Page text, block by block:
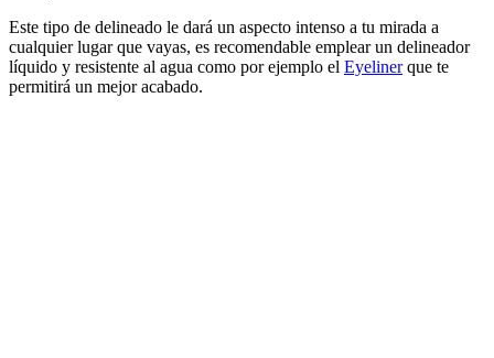
Este tipo de delineado le dará un aspecto intenso a tu mirada a
cualquier lugar que vayas, es recomendable emplear un delineador
líquido y resistente al agua como por ejemplo el Eyelinerque te
permitirá un mejor acabado.